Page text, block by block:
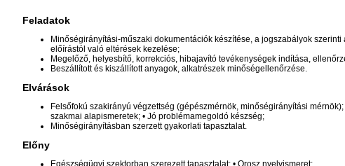
Feladatok
Minőségirányítási-műszaki dokumentációk készítése, a jogszabályok
előírástól való eltérések kezelése;
Megelőző, helyesbítő, korrekciós, hibajavító tevékenységek indítása,
Beszállított és kiszállított anyagok, alkatrészek minőségellenőrzése.
Elvárások
Felsőfokú szakirányú végzettség (gépészmérnök, minőségirányítási
szakmai alapismeretek; • Jó problémamegoldó készség;
Minőségirányításban szerzett gyakorlati tapasztalat.
Előny
Egészségügyi szektorban szerezett tapasztalat; • Orosz nyelvismeret;